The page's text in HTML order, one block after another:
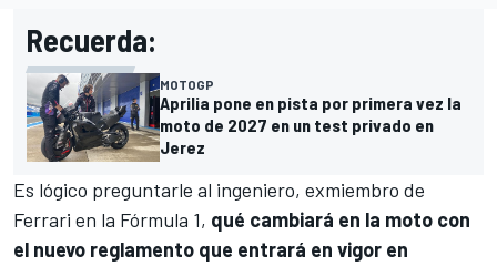
Recuerda:
MOTOGP
Aprilia pone en pista por primera vez la
moto de 2027 en un test privado en
Jerez
Es lógico preguntarle al ingeniero, exmiembro de
Ferrari en la Fórmula 1, qué cambiará en la moto con
el nuevo reglamento que entrará en vigor en